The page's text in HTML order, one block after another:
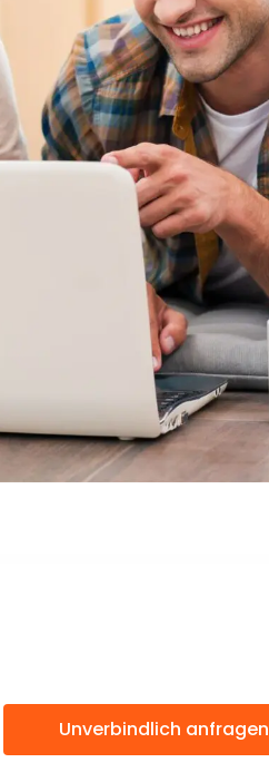
Unverbindlich anfragen